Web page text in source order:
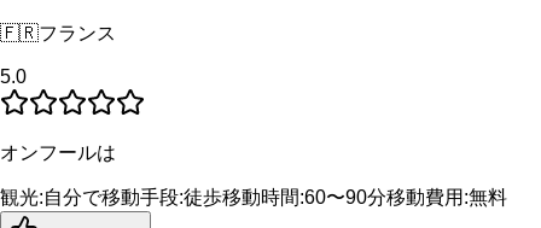
🇫🇷フランス
5.0
オンフールは
観光:自分で移動手段:徒歩移動時間:60〜90分移動費用 :無料